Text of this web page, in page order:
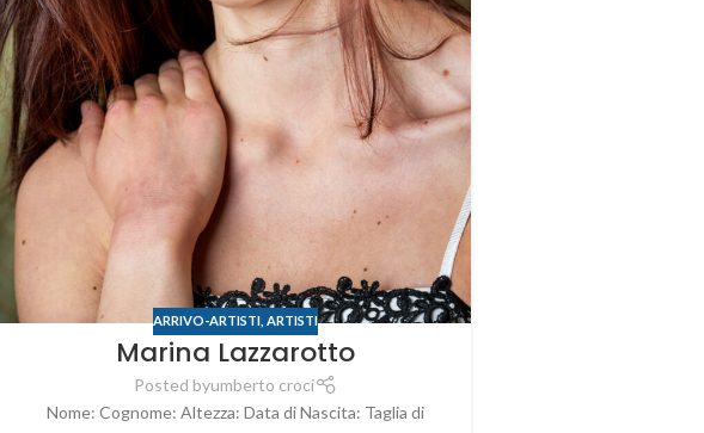
ARRIVO-ARTISTI ARTISTI
Marina Lazzarotto
Posted byumberto croci
Nome: Cognome: Altezza: Data di Nascita: Taglia di